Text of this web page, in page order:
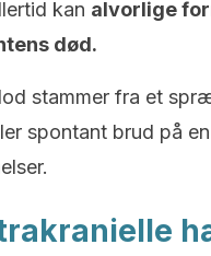
kan alvorlige
død.
stammer fra et
spontant brud på